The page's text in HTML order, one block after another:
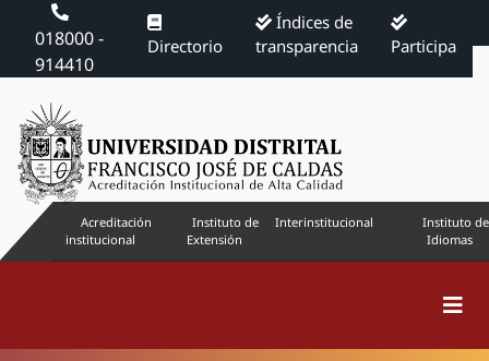
018000 -
914410
Directorio
Índices de
transparencia
Participa
Acreditación
institucional
Instituto de
Extensión
Interinstitucional
Instituto de
Idiomas